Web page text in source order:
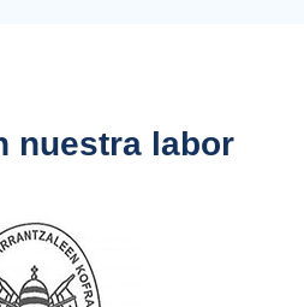
nuestra labor